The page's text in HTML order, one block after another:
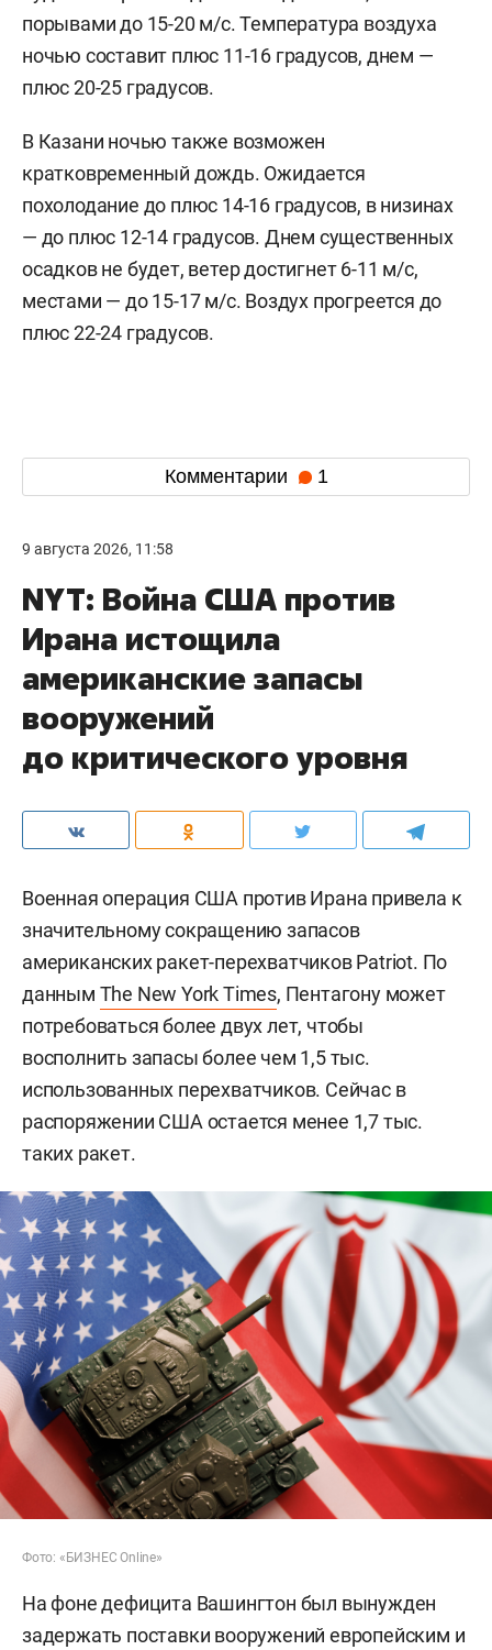
порывами до 15-20 м/с. Температура воздуха
ночью составит плюс 11-16 градусов, днем —
плюс 20-25 градусов.
В Казани ночью также возможен
кратковременный дождь. Ожидается
похолодание до плюс 14-16 градусов, в низинах
— до плюс 12-14 градусов. Днем существенных
осадков не будет, ветер достигнет 6-11 м/c,
местами — до 15-17 м/с. Воздух прогреется до
плюс 22-24 градусов.
Комментарии 1
9 августа 2026, 11:58
NYT: Война США против
Ирана истощила
американские запасы
вооружений
до критического уровня
Военная операция США против Ирана привела к
значительному сокращению запасов
американских ракет-перехватчиков Patriot. По
данным The New York Times, Пентагону может
потребоваться более двух лет, чтобы
восполнить запасы более чем 1,5 тыс.
использованных перехватчиков. Сейчас в
распоряжении США остается менее 1,7 тыс.
таких ракет.
Фото: «БИЗНЕС Online»
На фоне дефицита Вашингтон был вынужден
задержать поставки вооружений европейским и